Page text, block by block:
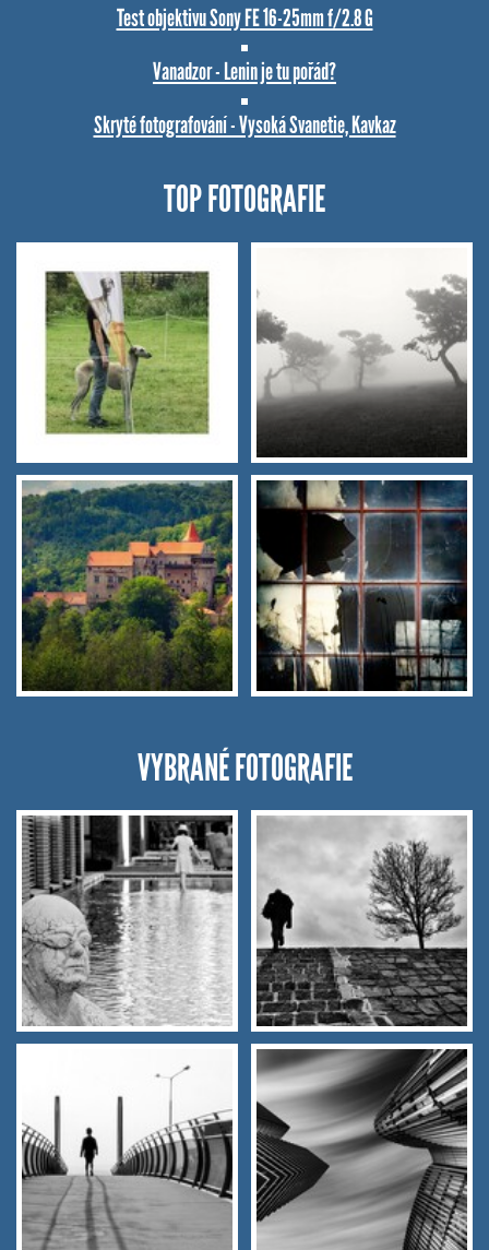
Test objektivu Sony FE 16-25mm f/2.8 G
Vanadzor - Lenin je tu pořád?
Skryté fotografování - Vysoká Svanetie, Kavkaz
TOP FOTOGRAFIE
VYBRANÉ FOTOGRAFIE